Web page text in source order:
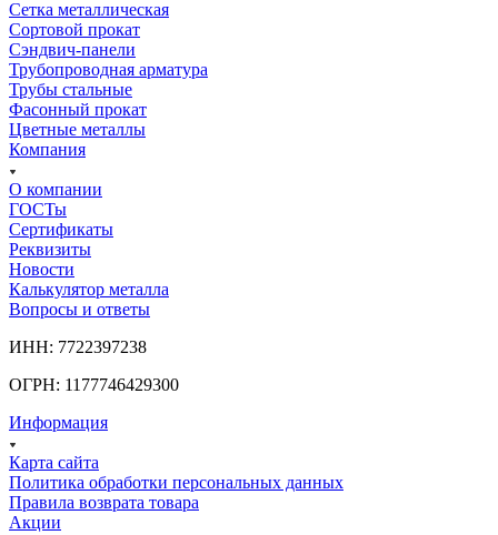
Сетка металлическая
Сортовой прокат
Сэндвич-панели
Трубопроводная арматура
Трубы стальные
Фасонный прокат
Цветные металлы
Компания
О компании
ГОСТы
Сертификаты
Реквизиты
Новости
Калькулятор металла
Вопросы и ответы
ИНН: 7722397238
ОГРН: 1177746429300
Информация
Карта сайта
Политика обработки персональных данных
Правила возврата товара
Акции